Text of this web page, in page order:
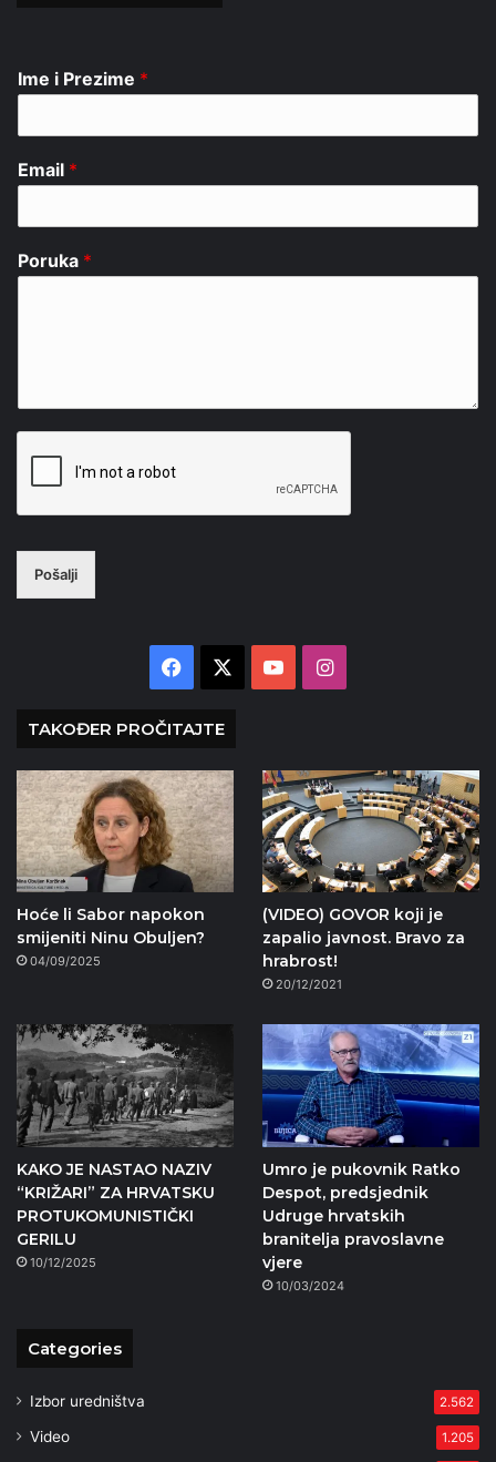
Ime i Prezime *
Email *
Poruka *
Pošalji
Facebook YouTubeInstagram
TAKOĐER PROČITAJTE
Hoće li Sabor napokon
smijeniti Ninu Obuljen?
04/09/2025
(VIDEO) GOVOR koji je
zapalio javnost. Bravo za
hrabrost!
20/12/2021
KAKO JE NASTAO NAZIV
“KRIŽARI” ZA HRVATSKU
PROTUKOMUNISTIČKI
GERILU
10/12/2025
Umro je pukovnik Ratko
Despot, predsjednik
Udruge hrvatskih
branitelja pravoslavne
vjere
10/03/2024
Categories
Izbor uredništva 2.562
Video 1.205